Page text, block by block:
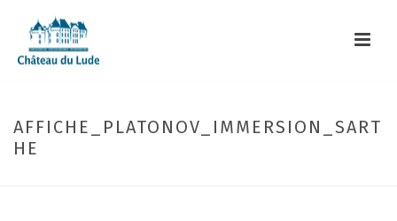
AFFICHE_PLATONOV_IMMERSION_SART
HE